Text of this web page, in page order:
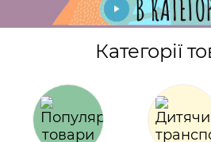
Категорії